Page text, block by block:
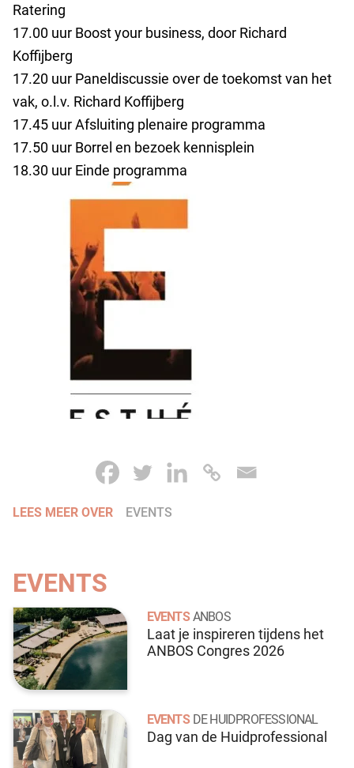
Ratering
17.00 uur Boost your business, door Richard
Koffijberg
17.20 uur Paneldiscussie over de toekomst van het
vak, o.l.v. Richard Koffijberg
17.45 uur Afsluiting plenaire programma
17.50 uur Borrel en bezoek kennisplein
18.30 uur Einde programma
LEES MEER OVER EVENTS
EVENTS
EVENTS ANBOS
Laat je inspireren tijdens het
ANBOS Congres 2026
EVENTS DE HUIDPROFESSIONAL
Dag van de Huidprofessional